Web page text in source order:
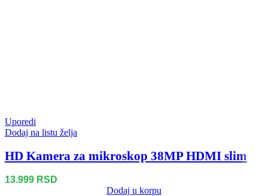
Uporedi
Dodaj na listu želja
HD Kamera za mikroskop 38MP HDMI slim
13.999 RSD
Dodaj u korpu